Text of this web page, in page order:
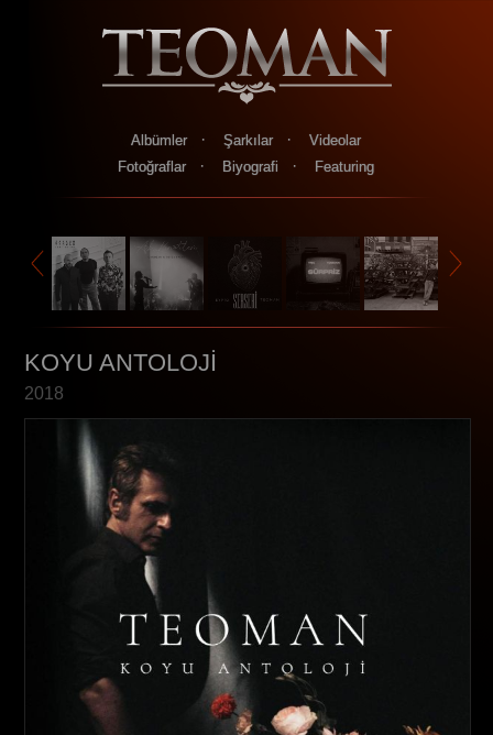
Albümler · Şarkılar ·
Videolar
Fotoğraflar
· Biyografi · Featuring
KOYU ANTOLOJİ
2018